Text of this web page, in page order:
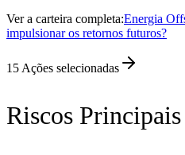
Ver a carteira completa:Energia
impulsionar os retornos futuros?
15 Ações selecionadas
Riscos Principais